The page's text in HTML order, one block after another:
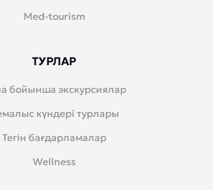
Med-tourism
ТУРЛАР
бойынша экскурсиялар
күндері турлары
Тегін бағдарламалар
Wellness